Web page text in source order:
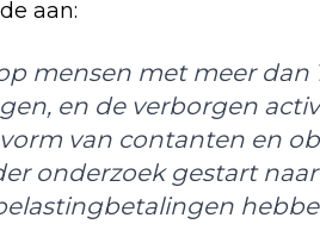
aan:
mensen met meer dan
en de verborgen
van contanten en
onderzoek gestart